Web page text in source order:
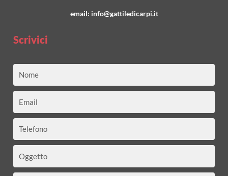
email: info@gattiledicarpi.it
Scrivici